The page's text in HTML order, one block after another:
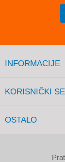
INFORMACIJE
KORISNIČKI
OSTALO